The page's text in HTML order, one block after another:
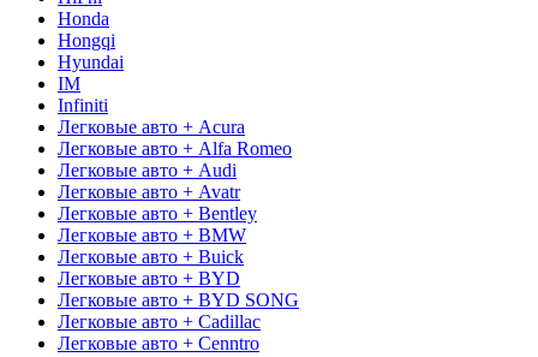
Honda
Hongqi
Hyundai
IM
Infiniti
Легковые авто + Acura
Легковые авто + Alfa Romeo
Легковые авто + Audi
Легковые авто + Avatr
Легковые авто + Bentley
Легковые авто + BMW
Легковые авто + Buick
Легковые авто + BYD
Легковые авто + BYD SONG
Легковые авто + Cadillac
Легковые авто + Cenntro